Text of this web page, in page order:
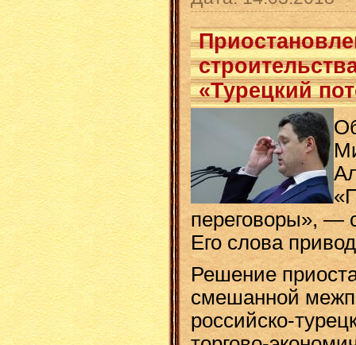
«Турецкий
переговоры», —
Его слова
Решение
смешанной
российско-